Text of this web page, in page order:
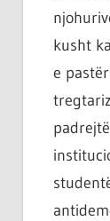
kusht
e